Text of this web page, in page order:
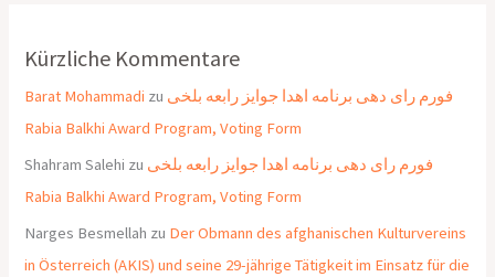
Kürzliche Kommentare
Barat Mohammadi zu فورم رای دهی برنامه اهدا جوایز رابعه بلخی
Rabia Balkhi Award Program, Voting Form
Shahram Salehi zu فورم رای دهی برنامه اهدا جوایز رابعه بلخی
Rabia Balkhi Award Program, Voting Form
Narges Besmellah zu Der Obmann des afghanischen Kulturvereins
in Österreich (AKIS) und seine 29-jährige Tätigkeit im Einsatz für die